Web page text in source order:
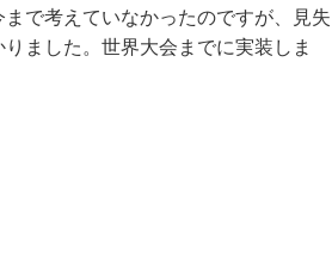
で考えていなかったのですが、見失
ました。世界大会までに実装しま